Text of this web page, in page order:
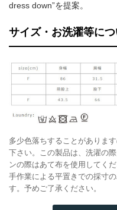
dress down”を提案。
サイズ・お洗濯等に
多少色落ちすることがありま
下さい。この製品は、洗濯の
ンの際はあて布を使用してくだ
手作業による平置きでの採寸
す。予めご了承ください。